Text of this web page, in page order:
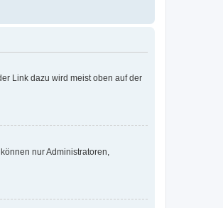
Link dazu wird meist oben auf der
nur Administratoren,